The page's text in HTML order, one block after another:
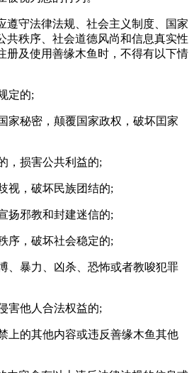
遵守法律法规、社会主义制度、国家
共秩序、社会道德风尚和信息真实性
册及使用善缘木鱼时，不得有以下情
定的;
家秘密，颠覆国家政权，破坏囯家
，损害公共利益的;
视，破坏民族团结的;
扬邪教和封建迷信的;
序，破坏社会稳定的;
、暴力、凶杀、恐怖或者教唆犯罪
害他人合法权益的;
上的其他内容或违反善缘木鱼其他